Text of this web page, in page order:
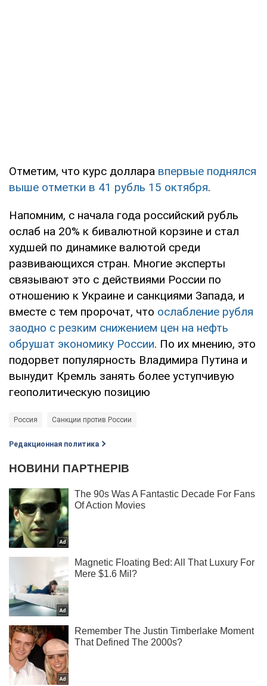
Отметим, что курс доллара впервые поднялся
выше отметки в 41 рубль 15 октября.
Напомним, с начала года российский рубль
ослаб на 20% к бивалютной корзине и стал
худшей по динамике валютой среди
развивающихся стран. Многие эксперты
связывают это с действиями России по
отношению к Украине и санкциями Запада, и
вместе с тем пророчат, что ослабление рубля
заодно с резким снижением цен на нефть
обрушат экономику России. По их мнению, это
подорвет популярность Владимира Путина и
вынудит Кремль занять более уступчивую
геополитическую позицию
Россия Санкции против России
Редакционная политика